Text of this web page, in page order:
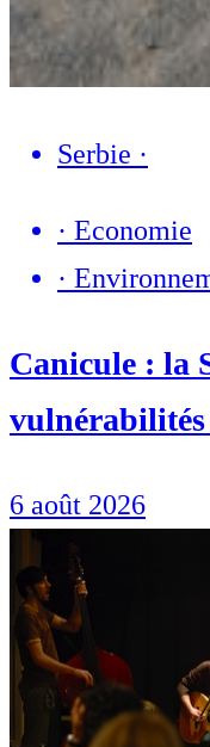
Serbie ·
· Economie
·
Canicule : la
6 août 2026